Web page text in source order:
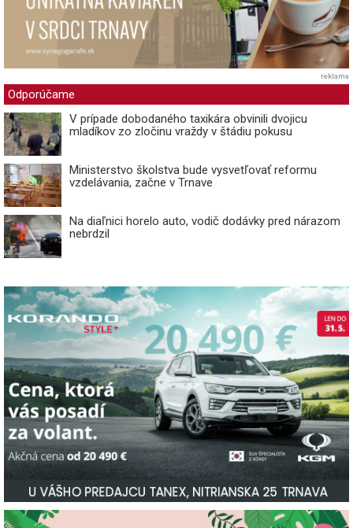
reklama
Odporúčame
V prípade dobodaného taxikára obvinili dvojicu
mladíkov zo zločinu vraždy v štádiu pokusu
Ministerstvo školstva bude vysvetľovať reformu
vzdelávania, začne v Trnave
Na diaľnici horelo auto, vodič dodávky pred nárazom
nebrdzil